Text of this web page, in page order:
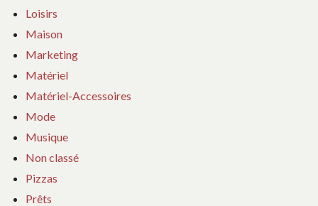
Loisirs
Maison
Marketing
Matériel
Matériel-Accessoires
Mode
Musique
Non classé
Pizzas
Prêts